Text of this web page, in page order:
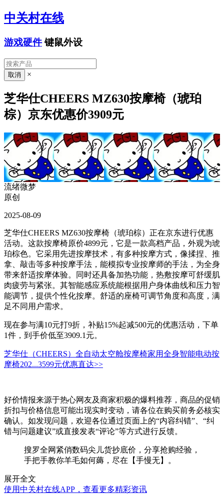
中关村在线
游戏硬件 键鼠外设
×
芝华仕CHEERS MZ630按摩椅（琥珀
棕）京东优惠价3909元
流绪微梦
原创
2025-08-09
芝华仕CHEERS MZ630按摩椅（琥珀棕）正在京东进行优惠
活动。这款按摩椅原价4899元，它是一款高档产品，外观为琥
珀棕色。它采用先进按摩技术，有多种按摩方式，像揉捏、推
拿、敲击等多种按摩手法，能模拟专业按摩师的手法，为全身
带来舒适按摩体验。同时还具备加热功能，热敷按摩可舒缓肌
肉疲劳与紧张。其智能感应系统能根据用户身体曲线和压力智
能调节，提供个性化按摩。舒适的座椅可调节角度和高度，满
足不同用户需求。
现在参与满10元打9折，补贴15%起减500元的优惠活动，下单
1件，到手价低至3909.1元。
芝华仕（CHEERS）全自动太空舱按摩椅家用全身智能电动按
摩椅202...3599元优惠直达>>
好价情报来源于热心网友及商家积极的爆料推荐，商品的促销
折扣与价格信息可能出现实时变动，请各位在购买前务必核实
确认。如发现问题，欢迎各位通过页面上的“内容纠错”、“纠
错与问题建议”或直接发表“评论”等方式进行反馈。
搜罗全网紧俏数码尖儿货抄底价，分享抢购经验，
手把手教你羊毛如何薅，尽在【手慢无】。
展开全文
使用中关村在线APP，查看更多精彩资讯